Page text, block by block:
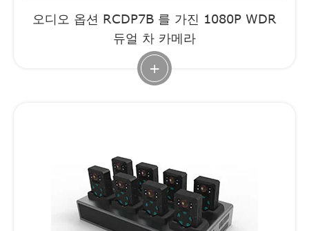
오디오 옵션 RCDP7B 를 가진 1080P WDR
듀얼 차 카메라
+